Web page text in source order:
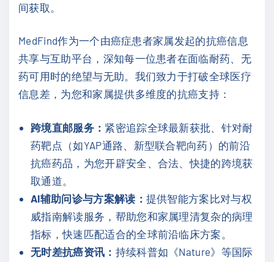
间获取。
MedFind作为一个由癌症患者家属发起的抗癌信息
共享与互助平台，深知每一位患者在面临耐药、无
药可用时的绝望与无助。我们致力于打破全球医疗
信息差，为您和家属提供多维度的抗癌支持：
跨境直邮服务： 紧密追踪全球最新获批、针对耐
药靶点（如YAP通路、新型联合靶向药）的前沿
抗癌药品，为您开辟安全、合法、快捷的跨境获
取通道。
AI辅助问诊与方案解读： 提供智能方案比对与权
威指南解读服务，帮助您和家属理清复杂的病理
指标，快速匹配适合的全球前沿临床方案。
无时差抗癌资讯： 持续科普如《Nature》等国际